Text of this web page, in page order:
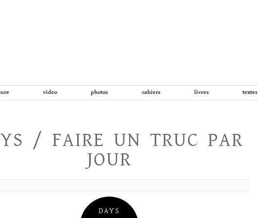
video photos cahiers livres textes
/ FAIRE UN TRUC PAR
JOUR
DAYS